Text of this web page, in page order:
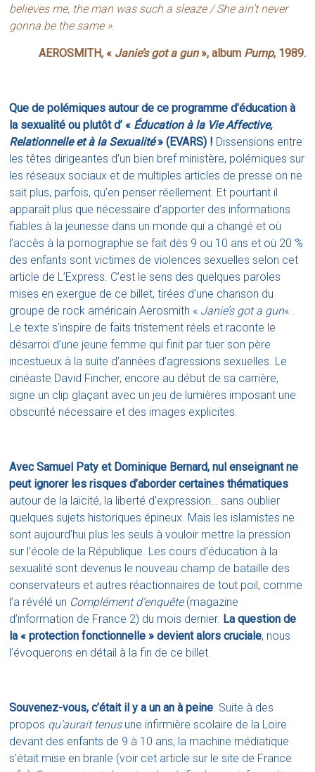
believes me, the man was such a sleaze / She ain’t never
gonna be the same ».
AEROSMITH, « Janie’s got a gun», album Pump, 1989.
Que de polémiques autour de ce programme d’éducation à
la sexualité ou plutôt d’ « Éducation à la Vie Affective,
Relationnelle et à la Sexualité» (EVARS) ! Dissensions entre
les têtes dirigeantes d’un bien bref ministère, polémiques sur
les réseaux sociaux et de multiples articles de presse on ne
sait plus, parfois, qu’en penser réellement. Et pourtant il
apparaît plus que nécessaire d’apporter des informations
fiables à la jeunesse dans un monde qui a changé et où
l’accès à la pornographie se fait dès 9 ou 10 ans et où 20 %
des enfants sont victimes de violences sexuelles selon cet
article de L’Express. C’est le sens des quelques paroles
mises en exergue de ce billet,tirées d’une chanson du
groupe de rock américain Aerosmith « Janie’s got a gun« .
Le texte s’inspire de faits tristement réels et raconte le
désarroi d’une jeune femme qui finit par tuer son père
incestueux à la suite d’années d’agressions sexuelles. Le
cinéaste David Fincher, encore au début de sa carrière,
signe un clip glaçant avec un jeu de lumières imposant une
obscurité nécessaire et des images explicites.
Avec Samuel Paty et Dominique Bernard, nul enseignant ne
peut ignorer les risques d’aborder certaines thématiques
autour de la laïcité, la liberté d’expression… sans oublier
quelques sujets historiques épineux. Mais les islamistes ne
sont aujourd’hui plus les seuls à vouloir mettre la pression
sur l’école de la République. Les cours d’éducation à la
sexualité sont devenus le nouveau champ de bataille des
conservateurs et autres réactionnaires de tout poil, comme
l’a révélé un Complément d’enquête(magazine
d’information de France 2) du mois dernier. La question de
la « protection fonctionnelle » devient alors cruciale, nous
l’évoquerons en détail à la fin de ce billet.
Souvenez-vous, c’était il y a un an à peine. Suite à des
propos qu’aurait tenusune infirmière scolaire de la Loire
devant des enfants de 9 à 10 ans, la machine médiatique
s’était mise en branle (voir cet article sur le site de France